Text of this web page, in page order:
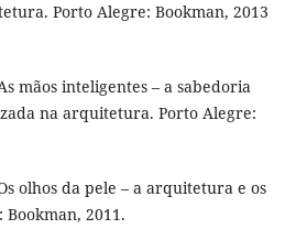
Porto Alegre: Bookman, 2013
mãos inteligentes – a sabedoria
na arquitetura. Porto Alegre:
olhos da pele – a arquitetura e os
2011.